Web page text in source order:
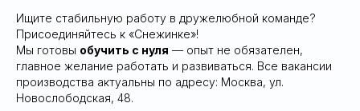
Ищите стабильную работу в дружелюбной команде?
Присоединяйтесь к «Снежинке»!
Мы готовы обучить с нуля — опыт не обязателен,
главное желание работать и развиваться. Все вакансии
производства актуальны по адресу: Москва, ул.
Новослободская, 48.